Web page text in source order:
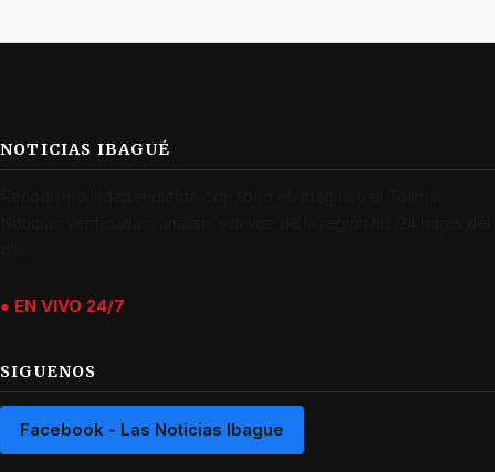
NOTICIAS IBAGUÉ
● EN VIVO 24/7
SIGUENOS
Facebook - Las Noticias Ibague